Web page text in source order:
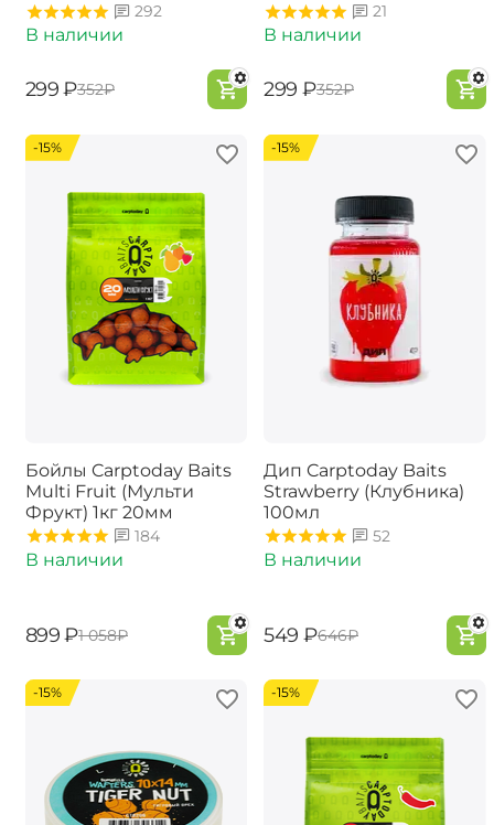
292
В наличии
‍299‍ ₽‍352‍₽
21
В наличии
‍299‍ ₽‍352‍₽
-15%
Бойлы Carptoday Baits
Multi Fruit (Мульти
Фрукт) 1кг 20мм
184
В наличии
‍899‍ ₽‍1 058‍₽
-15%
Дип Carptoday Baits
Strawberry (Клубника)
100мл
52
В наличии
‍549‍ ₽‍646‍₽
-15% -15%